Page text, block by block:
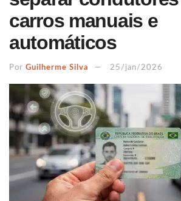
carros manuais e
automáticos
Por Guilherme Silva 25/jan/2026